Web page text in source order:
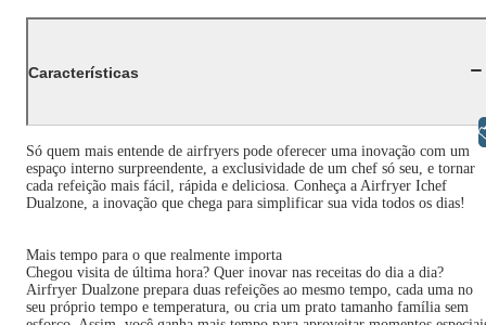
Características
Só quem mais entende de airfryers pode oferecer uma inovação com um
espaço interno surpreendente, a exclusividade de um chef só seu, e tornar
cada refeição mais fácil, rápida e deliciosa. Conheça a Airfryer Ichef
Dualzone, a inovação que chega para simplificar sua vida todos os dias!
Mais tempo para o que realmente importa
Chegou visita de última hora? Quer inovar nas receitas do dia a dia?
Airfryer Dualzone prepara duas refeições ao mesmo tempo, cada uma no
seu próprio tempo e temperatura, ou cria um prato tamanho família sem
Libras